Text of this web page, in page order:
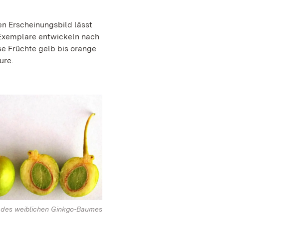
Erscheinungsbild lässt
entwickeln nach
Früchte gelb bis orange
weiblichen Ginkgo-Baumes